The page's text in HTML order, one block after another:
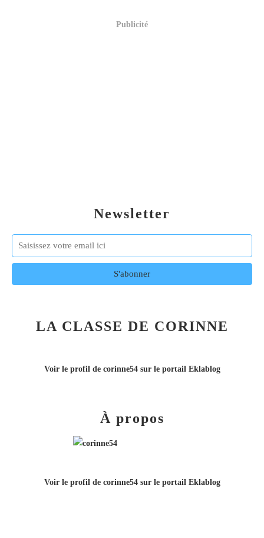
Newsletter
Publicité
LA CLASSE DE CORINNE
Voir le profil de corinne54sur le portail Eklablog
À propos
Voir le profil de corinne54sur le portail Eklablog